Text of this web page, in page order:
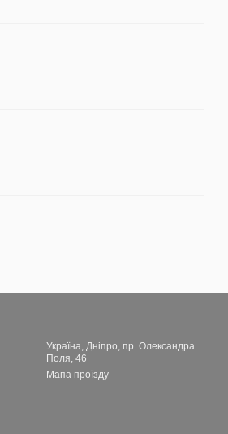
Україна, Дніпро, пр. Олександра
Поля, 46
Мапа проїзду